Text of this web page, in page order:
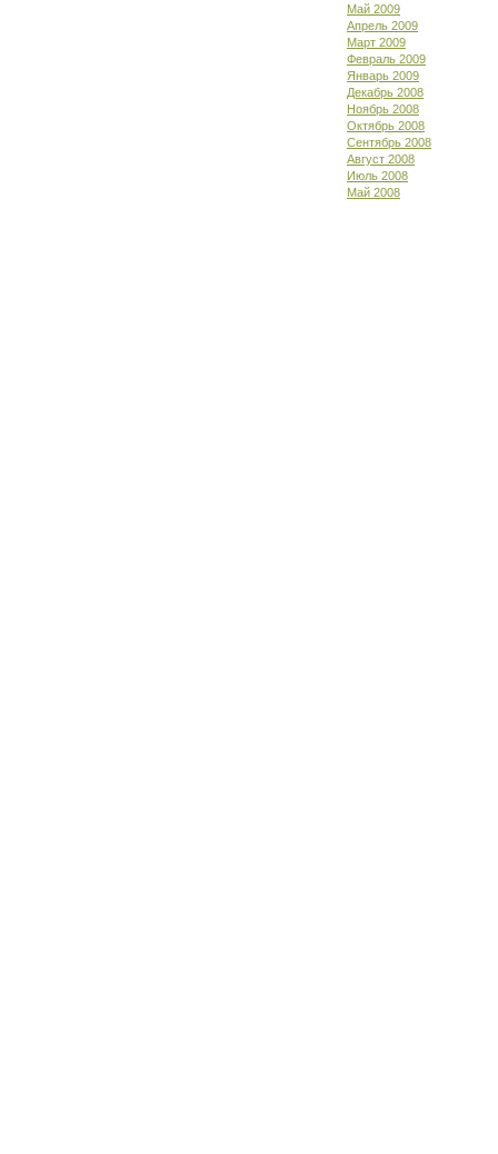
Май 2009
Апрель 2009
Март 2009
Февраль 2009
Январь 2009
Декабрь 2008
Ноябрь 2008
Октябрь 2008
Сентябрь 2008
Август 2008
Июль 2008
Май 2008